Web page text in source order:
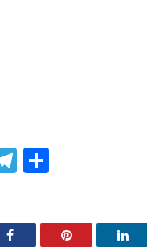
Telegram
Facebook Pinterest